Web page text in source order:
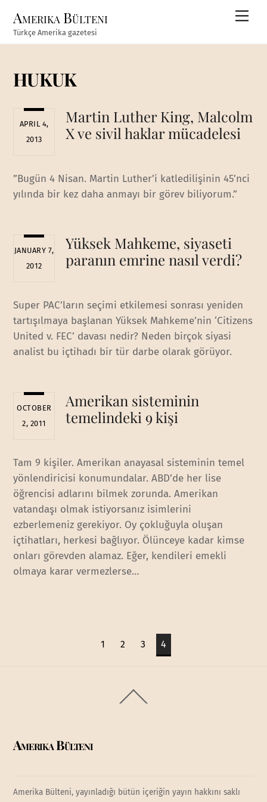
content
Amerika Bülteni
Türkçe Amerika gazetesi
HUKUK
APRIL 4,
2013
Martin Luther King, Malcolm
X ve sivil haklar mücadelesi
”Bugün 4 Nisan. Martin Luther’i katledilişinin 45’nci
yılında bir kez daha anmayı bir görev biliyorum.”
JANUARY 7,
2012
Yüksek Mahkeme, siyaseti
paranın emrine nasıl verdi?
Super PAC’ların seçimi etkilemesi sonrası yeniden
tartışılmaya başlanan Yüksek Mahkeme’nin ‘Citizens
United v. FEC’ davası nedir? Neden birçok siyasi
analist bu içtihadı bir tür darbe olarak görüyor.
OCTOBER
2, 2011
Amerikan sisteminin
temelindeki 9 kişi
Tam 9 kişiler. Amerikan anayasal sisteminin temel
yönlendiricisi konumundalar. ABD’de her lise
öğrencisi adlarını bilmek zorunda. Amerikan
vatandaşı olmak istiyorsanız isimlerini
ezberlemeniz gerekiyor. Oy çokluğuyla oluşan
içtihatları, herkesi bağlıyor. Ölünceye kadar kimse
onları görevden alamaz. Eğer, kendileri emekli
olmaya karar vermezlerse…
1 2 3 4
To
Amerika Bülteni
Amerika Bülteni, yayınladığı bütün içeriğin yayın hakkını saklı